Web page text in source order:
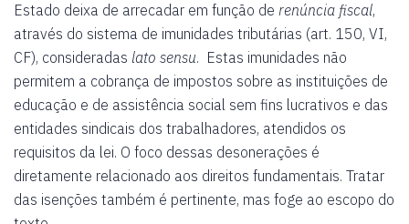
Estado deixa de arrecadar em função de renúncia fiscal,
através do sistema de imunidades tributárias (art. 150, VI,
CF), consideradas lato sensu. Estas imunidades não
permitem a cobrança de impostos sobre as instituições de
educação e de assistência social sem fins lucrativos e das
entidades sindicais dos trabalhadores, atendidos os
requisitos da lei. O foco dessas desonerações é
diretamente relacionado aos direitos fundamentais. Tratar
das isenções também é pertinente, mas foge ao escopo do